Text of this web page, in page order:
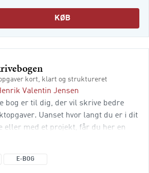
KØB
kort, klart og struktureret
Valentin Jensen
bog er til dig, der vil skrive bedre
Uanset hvor langt du er i dit
eller med et projekt, får du her en
E-BOG